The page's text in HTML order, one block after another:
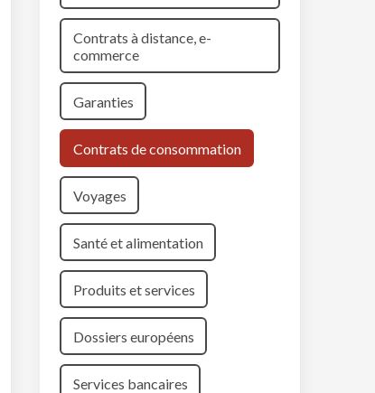
Contrats à distance, e-
commerce
Garanties
Contrats de consommation
Voyages
Santé et alimentation
Produits et services
Dossiers européens
Services bancaires